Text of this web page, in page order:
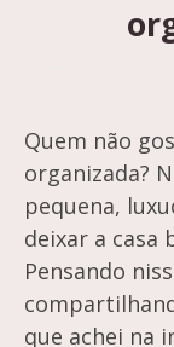
Quem não
organizada?
pequena,
deixar a casa
Pensando
que achei na